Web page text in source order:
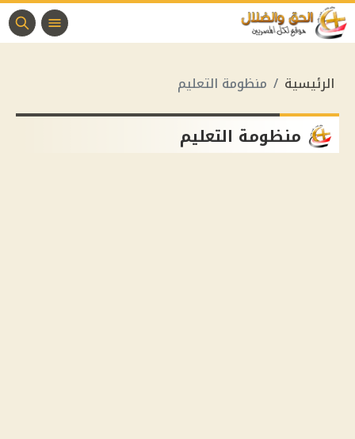
الرئيسية منظومة التعليم
منظومة التعليم